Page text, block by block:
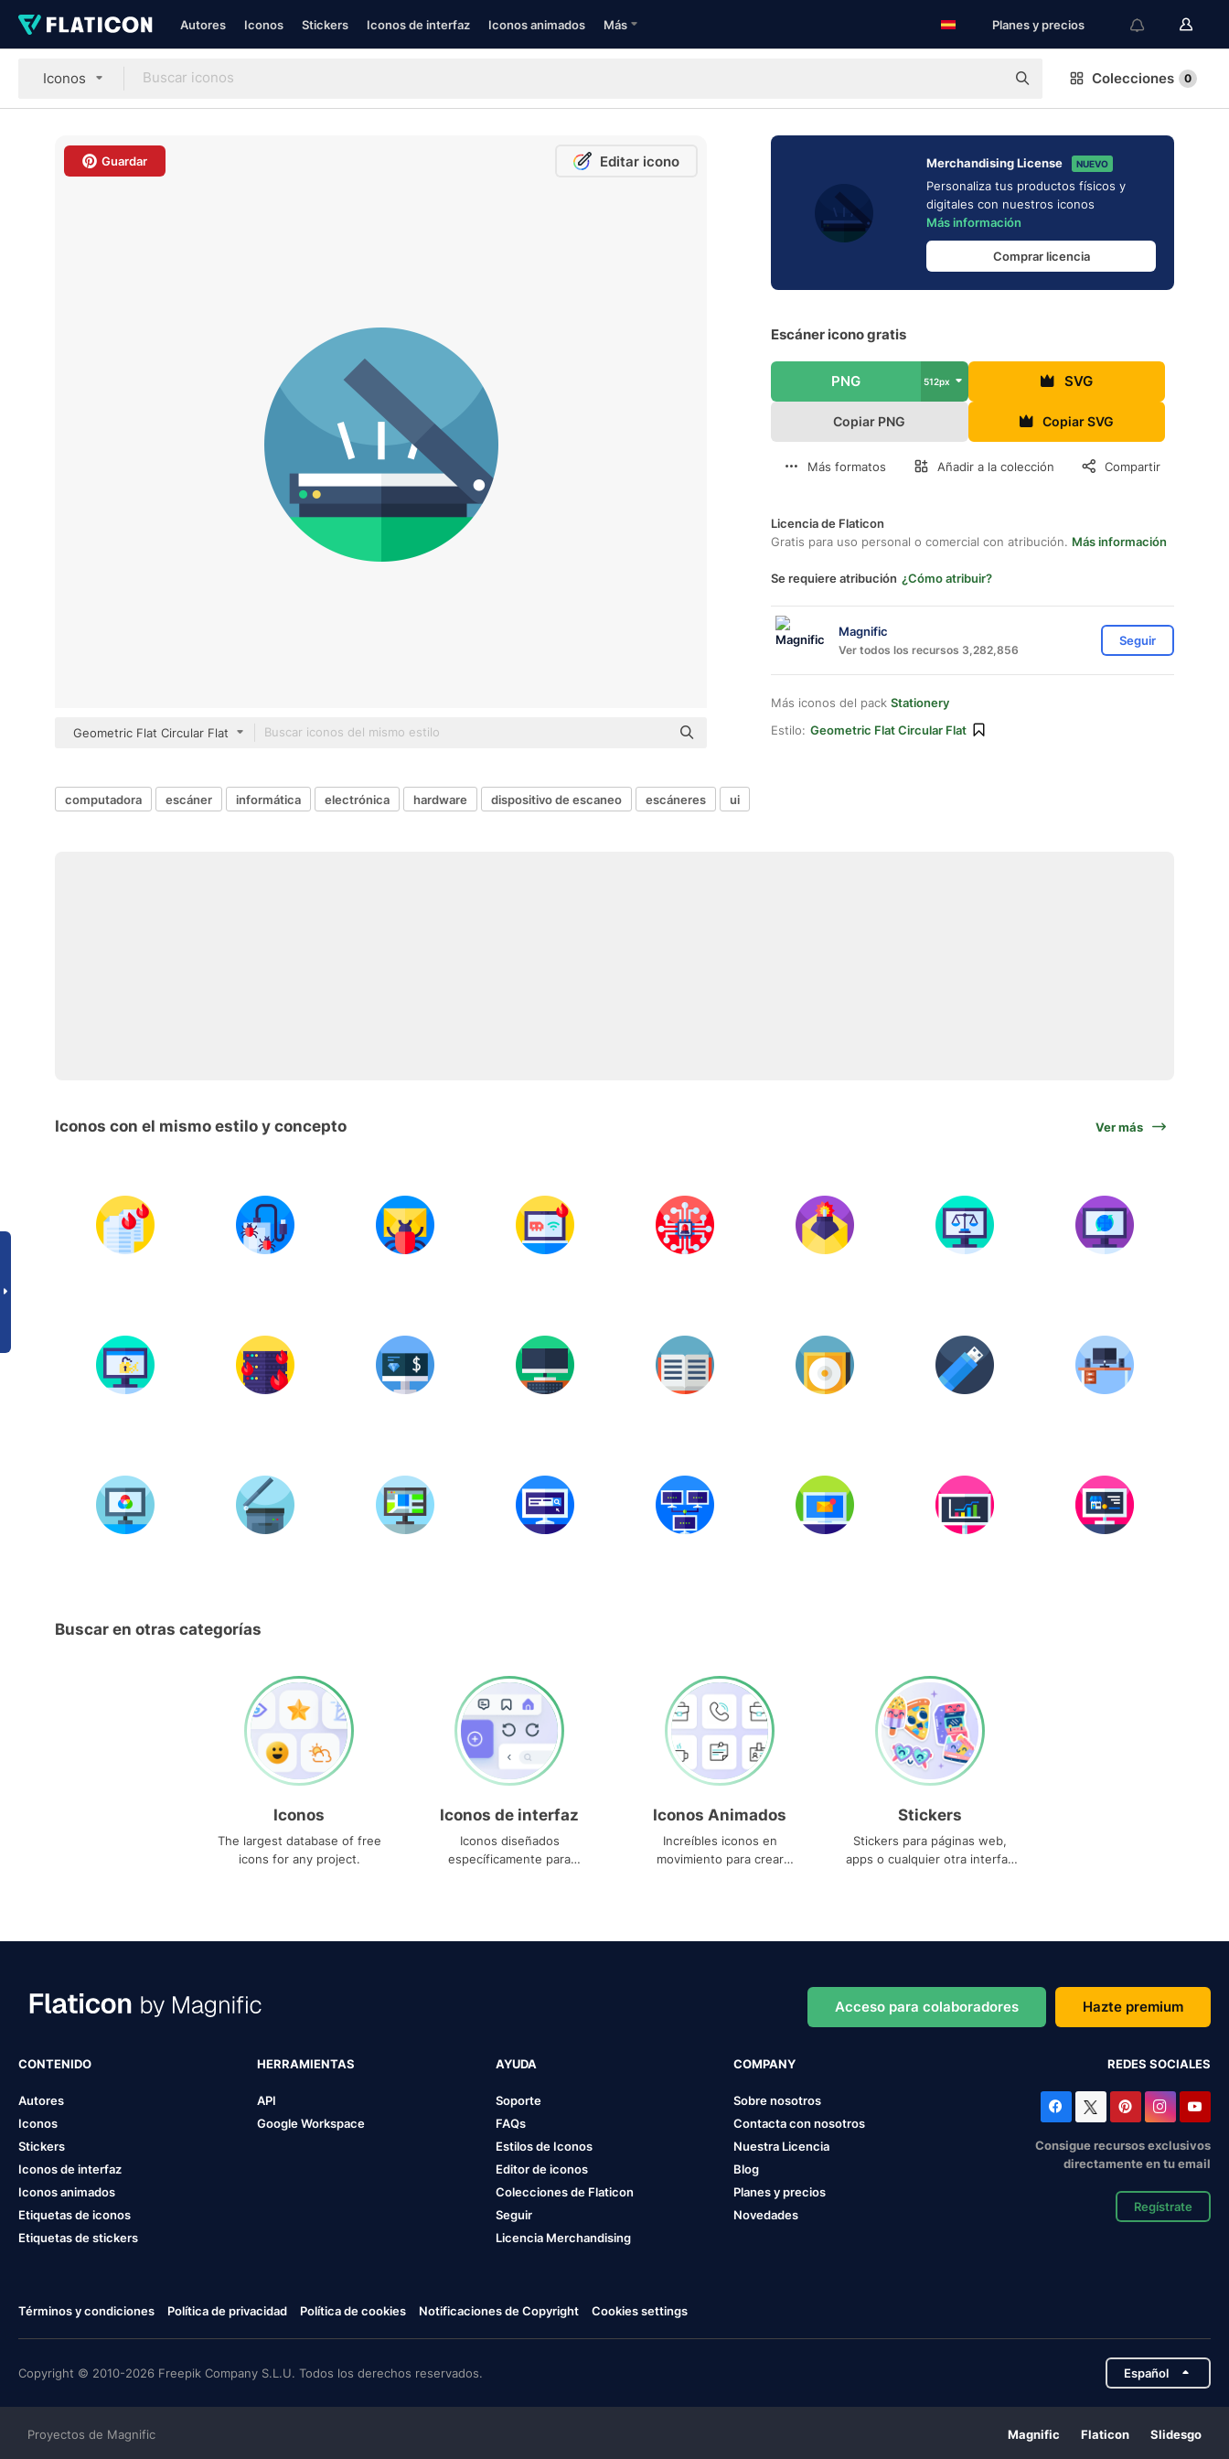
Autores Iconos Stickers Iconos de interfaz Iconos animados Más Planes y precios
Iconos Colecciones 0
Guardar Editar icono
Geometric Flat Circular Flat
Merchandising License NUEVO
Personaliza tus productos físicos y
digitales con nuestros iconos
Más información
Comprar licencia
Escáner icono gratis
PNG 512px SVG
Copiar PNG Copiar SVG
Más formatos Añadir a la colección Compartir
Licencia de Flaticon
Gratis para uso personal o comercial con atribución. Más información
Se requiere atribución ¿Cómo atribuir?
Magnific
Ver todos los recursos 3,282,856
Seguir
Más iconos del pack Stationery
Estilo: Geometric Flat Circular Flat
computadora escáner informática electrónica hardware dispositivo de escaneo escáneres ui
Iconos con el mismo estilo y concepto Ver más
Buscar en otras categorías
Iconos
The largest database of free
icons for any project.
Iconos de interfaz
Iconos diseñados
específicamente para
Iconos Animados
Increíbles iconos en
movimiento para crear
Stickers
Stickers para páginas web,
apps o cualquier otra interfaz
Acceso para colaboradores Hazte premium
CONTENIDO
Autores
Iconos
Stickers
Iconos de interfaz
Iconos animados
Etiquetas de iconos
Etiquetas de stickers
HERRAMIENTAS
API
Google Workspace
AYUDA
Soporte
FAQs
Estilos de Iconos
Editor de iconos
Colecciones de Flaticon
Seguir
Licencia Merchandising
COMPANY
Sobre nosotros
Contacta con nosotros
Nuestra Licencia
Blog
Planes y precios
Novedades
REDES SOCIALES
Consigue recursos exclusivos
directamente en tu email
Regístrate
Términos y condiciones Política de privacidad Política de cookies Notificaciones de Copyright Cookies settings
Copyright © 2010-2026 Freepik Company S.L.U. Todos los derechos reservados. Español
Proyectos de Magnific Magnific Flaticon Slidesgo